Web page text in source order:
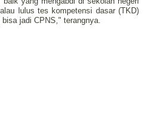
lulus tes kompetensi dasar (TKD)
jadi CPNS," terangnya.